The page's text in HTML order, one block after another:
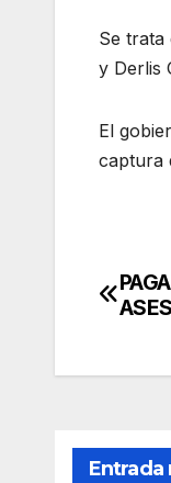
Se trata
y Derlis
El
captura
Entrada